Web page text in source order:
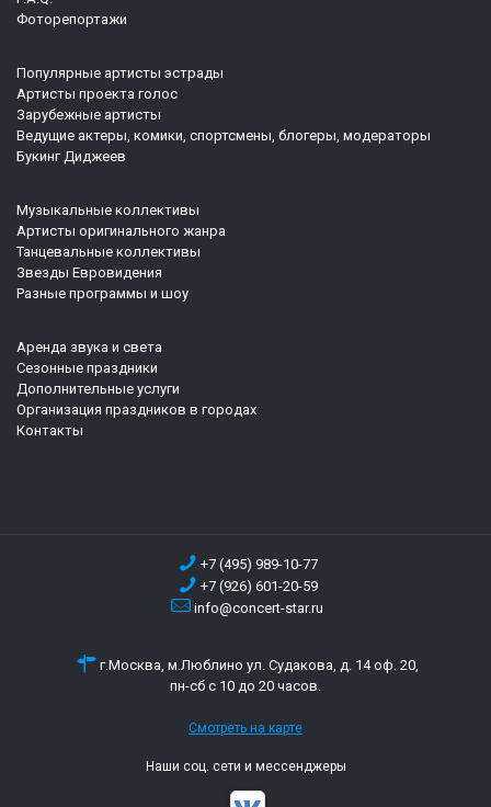
Фоторепортажи
Популярные артисты эстрады
Артисты проекта голос
Зарубежные артисты
Ведущие актеры, комики, спортсмены, блогеры, модераторы
Букинг Диджеев
Музыкальные коллективы
Артисты оригинального жанра
Танцевальные коллективы
Звезды Евровидения
Разные программы и шоу
Аренда звука и света
Сезонные праздники
Дополнительные услуги
Организация праздников в городах
Контакты
+7 (495) 989-10-77
+7 (926) 601-20-59
info@concert-star.ru
г.Москва, м.Люблино ул. Судакова, д. 14 оф. 20,
пн-сб с 10 до 20 часов.
Смотреть на карте
Наши соц. сети и мессенджеры